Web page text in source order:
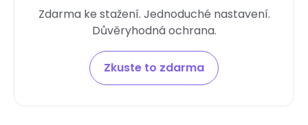
Zdarma ke stažení. Jednoduché nastavení.
Důvěryhodná ochrana.
Zkuste to zdarma